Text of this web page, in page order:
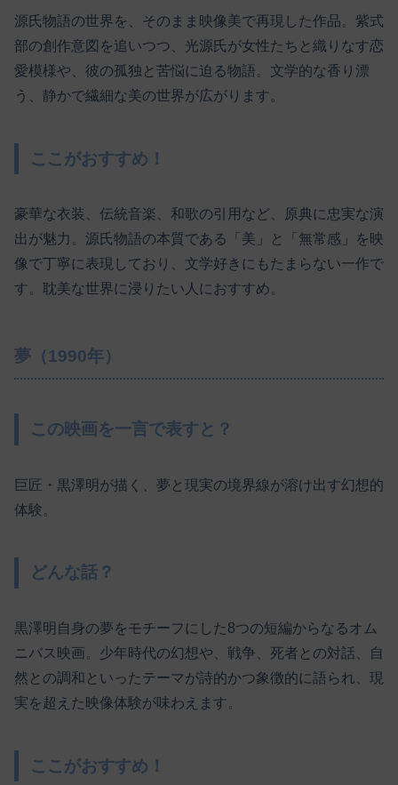
源氏物語の世界を、そのまま映像美で再現した作品。紫式
部の創作意図を追いつつ、光源氏が女性たちと織りなす恋
愛模様や、彼の孤独と苦悩に迫る物語。文学的な香り漂
う、静かで繊細な美の世界が広がります。
ここがおすすめ！
豪華な衣装、伝統音楽、和歌の引用など、原典に忠実な演
出が魅力。源氏物語の本質である「美」と「無常感」を映
像で丁寧に表現しており、文学好きにもたまらない一作で
す。耽美な世界に浸りたい人におすすめ。
夢（1990年）
この映画を一言で表すと？
巨匠・黒澤明が描く、夢と現実の境界線が溶け出す幻想的
体験。
どんな話？
黒澤明自身の夢をモチーフにした8つの短編からなるオム
ニバス映画。少年時代の幻想や、戦争、死者との対話、自
然との調和といったテーマが詩的かつ象徴的に語られ、現
実を超えた映像体験が味わえます。
ここがおすすめ！